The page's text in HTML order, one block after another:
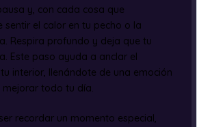
y, con cada cosa que
sentir el calor en tu pecho o la
Respira profundo y deja que tu
Este paso ayuda a anclar el
interior, llenándote de una emoción
todo tu día.
recordar un momento especial,